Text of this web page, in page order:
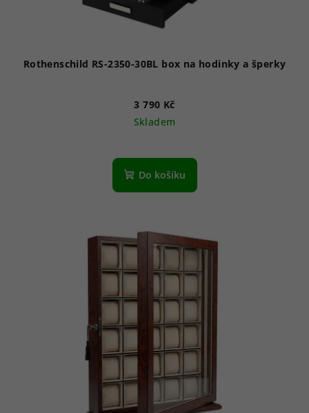
Rothenschild RS-2350-30BL box na hodinky a šperky
3 790 Kč
Skladem
Do košíku